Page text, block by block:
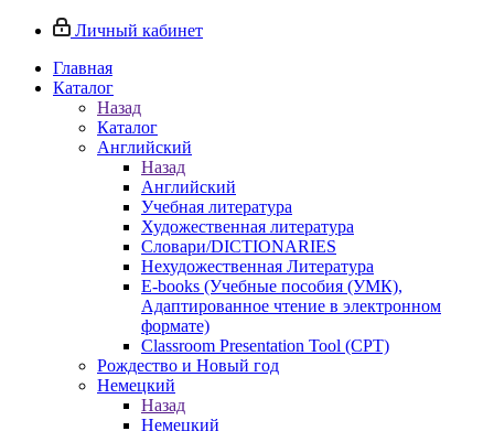
Личный кабинет
Главная
Каталог
Назад
Каталог
Английский
Назад
Английский
Учебная литература
Художественная литература
Словари/DICTIONARIES
Нехудожественная Литература
E-books (Учебные пособия (УМК),
Адаптированное чтение в электронном
формате)
Classroom Presentation Tool (CPT)
Рождество и Новый год
Немецкий
Назад
Немецкий